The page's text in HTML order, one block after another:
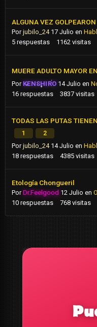
ALGUNA VEZ
Porjubilo_24 17 Julio en
5 respuestas 1162 visitas
MUERE ADULTO MAYOR
Por KENSHIRO 14 Julio en
16 respuestas 3837 visitas
TODAS LAS PUTAS
1 2
Porjubilo_24 14 Julio en
18 respuestas 4385 visitas
Etología Chongueril
PorDr.Feelgood 12 Julio en
10 respuestas 768 visitas